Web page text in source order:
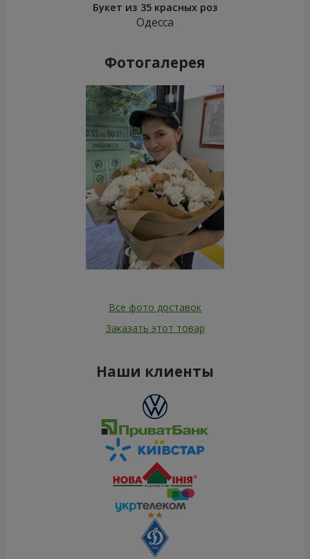
Букет из 35 красных роз
Одесса
Фотогалерея
Все фото доставок
Заказать этот товар
Наши клиенты